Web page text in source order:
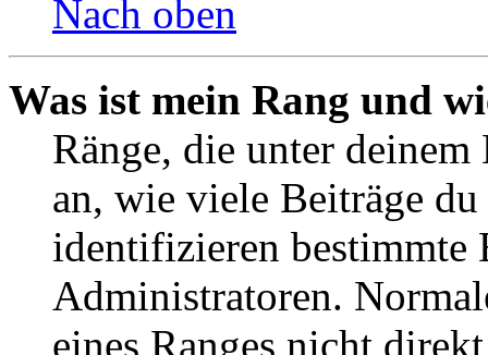
Nach oben
Was ist mein Rang und
Ränge, die unter deinem
an, wie viele Beiträge
identifizieren bestimmte
Administratoren.
eines Ranges nicht